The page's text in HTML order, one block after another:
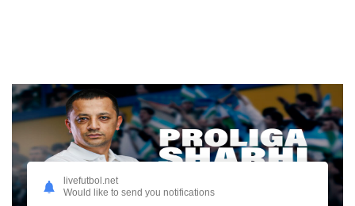
livefutbol.net
Would like to send you notifications